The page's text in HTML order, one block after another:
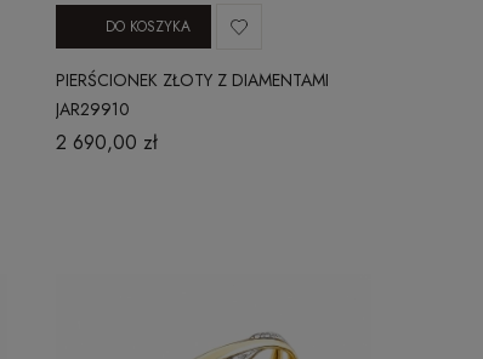
PIERŚCIONEK ZŁOTY Z DIAMENTAMI
JAR29910
2 690,00 zł
DO KOSZYKA